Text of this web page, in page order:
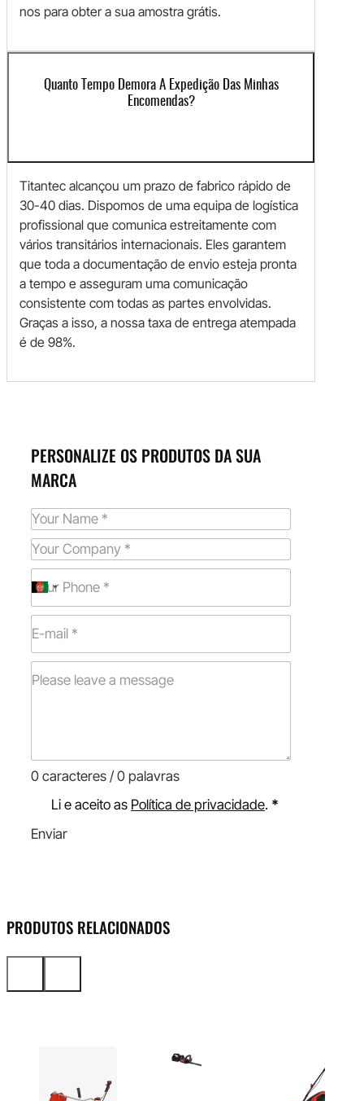
nos para obter a sua amostra grátis.
Quanto Tempo Demora A Expedição Das Minhas
Encomendas?
Titantec alcançou um prazo de fabrico rápido de
30-40 dias. Dispomos de uma equipa de logística
profissional que comunica estreitamente com
vários transitários internacionais. Eles garantem
que toda a documentação de envio esteja pronta
a tempo e asseguram uma comunicação
consistente com todas as partes envolvidas.
Graças a isso, a nossa taxa de entrega atempada
é de 98%.
PERSONALIZE OS PRODUTOS DA SUA
MARCA
0 caracteres / 0 palavras
Li e aceito as Política de privacidade. *
Enviar
PRODUTOS RELACIONADOS